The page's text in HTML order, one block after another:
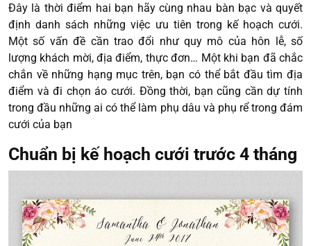
Đây là thời điểm hai bạn hãy cùng nhau bàn bạc và quyết
định danh sách những việc ưu tiên trong kế hoạch cưới.
Một số vấn đề cần trao đổi như quy mô của hôn lễ, số
lượng khách mời, địa điểm, thực đơn… Một khi bạn đã chắc
chắn về những hạng mục trên, bạn có thể bắt đầu tìm địa
điểm và đi chọn áo cưới. Đồng thời, bạn cũng cần dự tính
trong đầu những ai có thể làm phụ dâu và phụ rể trong đám
cưới của bạn
Chuẩn bị kế hoạch cưới trước 4 tháng